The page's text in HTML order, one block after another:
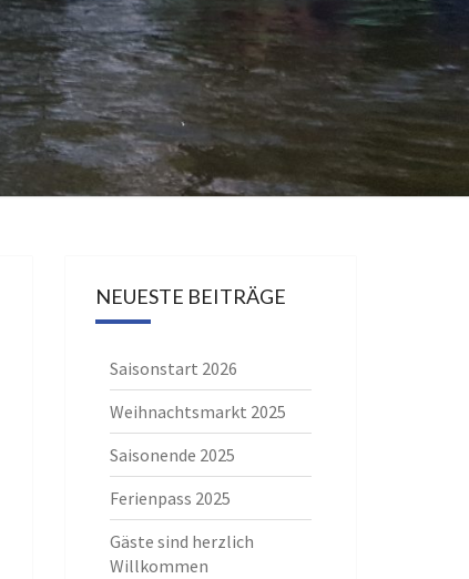
NEUESTE BEITRÄGE
Saisonstart 2026
Weihnachtsmarkt 2025
Saisonende 2025
Ferienpass 2025
Gäste sind herzlich
Willkommen